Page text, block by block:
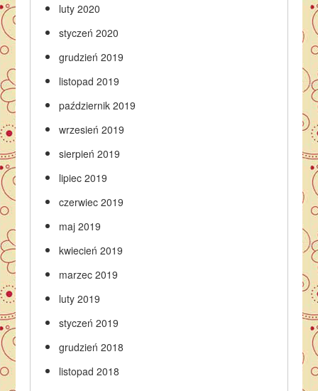
luty 2020
styczeń 2020
grudzień 2019
listopad 2019
październik 2019
wrzesień 2019
sierpień 2019
lipiec 2019
czerwiec 2019
maj 2019
kwiecień 2019
marzec 2019
luty 2019
styczeń 2019
grudzień 2018
listopad 2018